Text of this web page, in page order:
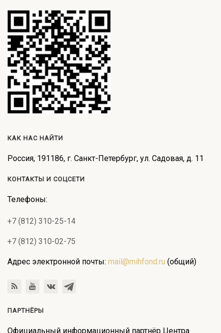
КАК НАС НАЙТИ
Россия, 191186, г. Санкт-Петербург, ул. Садовая, д. 11
КОНТАКТЫ И СОЦСЕТИ
Телефоны:
+7 (812) 310-25-14
+7 (812) 310-02-75
Адрес электронной почты: mail@mihfond.ru (общий)
ПАРТНЁРЫ
Официальный информационный партнёр Центра